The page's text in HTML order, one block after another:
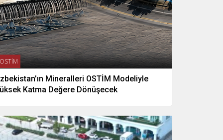
OSTİM
Mineralleri OSTİM Modeliyle
Katma Değere Dönüşecek